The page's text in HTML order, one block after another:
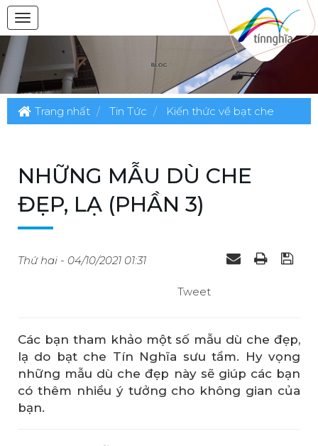
Trang nhất Tin Tức Kiến thức về bạt che
NHỮNG MẪU DÙ CHE
ĐẸP, LẠ (PHẦN 3)
Thứ hai - 04/10/2021 01:31
Tweet
Các bạn tham khảo một số mẫu dù che đẹp,
lạ do bạt che Tín Nghĩa sưu tầm. Hy vọng
những mẫu dù che đẹp này sẽ giúp các bạn
có thêm nhiều ý tưởng cho không gian của
bạn.